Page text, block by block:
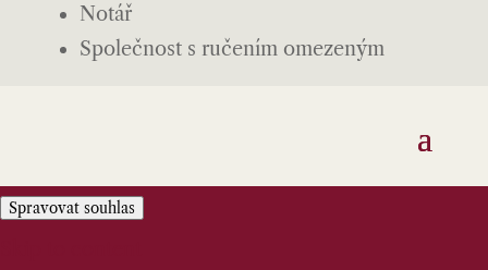
Notář
Společnost s ručením omezeným
Spravovat souhlas